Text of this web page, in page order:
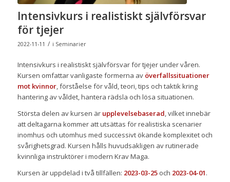
Intensivkurs i realistiskt självförsvar
för tjejer
2022-11-11 / i Seminarier
Intensivkurs i realistiskt självförsvar för tjejer under våren.
Kursen omfattar vanligaste formerna av överfallssituationer
mot kvinnor, förståelse för våld, teori, tips och taktik kring
hantering av våldet, hantera rädsla och lösa situationen.
Största delen av kursen är upplevelsebaserad, vilket innebär
att deltagarna kommer att utsättas för realistiska scenarier
inomhus och utomhus med successivt ökande komplexitet och
svårighetsgrad. Kursen hålls huvudsakligen av rutinerade
kvinnliga instruktörer i modern Krav Maga.
Kursen är uppdelad i två tillfällen: 2023-03-25och 2023-04-01.